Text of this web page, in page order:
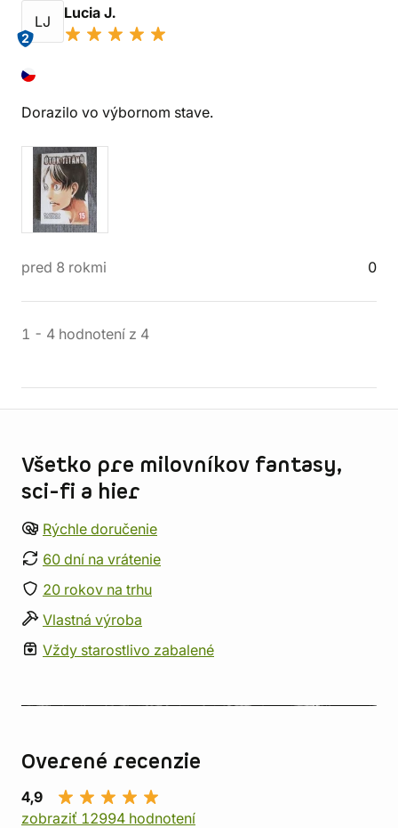
LJ
2
Lucia J.
Dorazilo vo výbornom stave.
pred 8 rokmi 0
1 - 4 hodnotení z 4
Všetko pre milovníkov fantasy,
sci-fi a hier
Rýchle doručenie
60 dní na vrátenie
20 rokov na trhu
Vlastná výroba
Vždy starostlivo zabalené
Overené recenzie
4,9
zobraziť 12994 hodnotení